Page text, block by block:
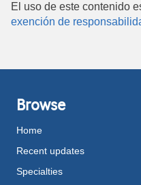
El uso de este contenido
exención de
Browse
Home
Recent updates
Specialties